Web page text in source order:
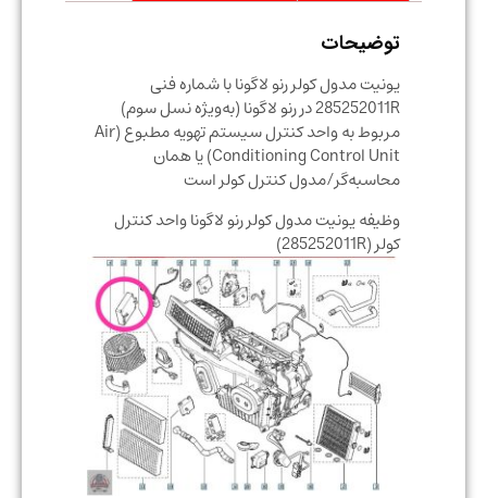
توضیحات
یونیت مدول کولر رنو لاگونا با شماره فنی
285252011R در رنو لاگونا (به‌ویژه نسل سوم)
مربوط به واحد کنترل سیستم تهویه مطبوع (Air
Conditioning Control Unit) یا همان
محاسبه‌گر/مدول کنترل کولر است
وظیفه یونیت مدول کولر رنو لاگونا واحد کنترل